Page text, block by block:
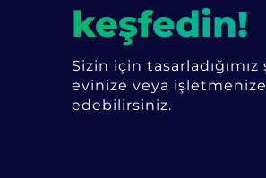
keşfedin!
Sizin için tasarladığımız
evinize veya
edebilirsiniz.